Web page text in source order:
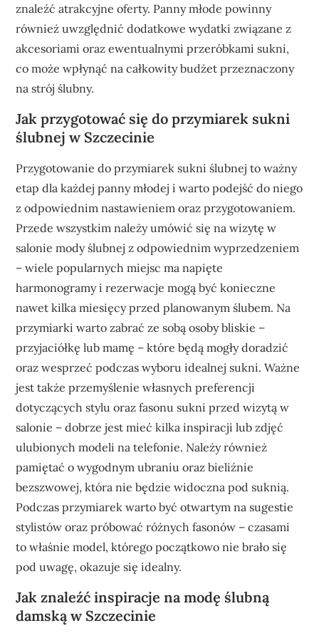
znaleźć atrakcyjne oferty. Panny młode powinny
również uwzględnić dodatkowe wydatki związane z
akcesoriami oraz ewentualnymi przeróbkami sukni,
co może wpłynąć na całkowity budżet przeznaczony
na strój ślubny.
Jak przygotować się do przymiarek sukni
ślubnej w Szczecinie
Przygotowanie do przymiarek sukni ślubnej to ważny
etap dla każdej panny młodej i warto podejść do niego
z odpowiednim nastawieniem oraz przygotowaniem.
Przede wszystkim należy umówić się na wizytę w
salonie mody ślubnej z odpowiednim wyprzedzeniem
– wiele popularnych miejsc ma napięte
harmonogramy i rezerwacje mogą być konieczne
nawet kilka miesięcy przed planowanym ślubem. Na
przymiarki warto zabrać ze sobą osoby bliskie –
przyjaciółkę lub mamę – które będą mogły doradzić
oraz wesprzeć podczas wyboru idealnej sukni. Ważne
jest także przemyślenie własnych preferencji
dotyczących stylu oraz fasonu sukni przed wizytą w
salonie – dobrze jest mieć kilka inspiracji lub zdjęć
ulubionych modeli na telefonie. Należy również
pamiętać o wygodnym ubraniu oraz bieliźnie
bezszwowej, która nie będzie widoczna pod suknią.
Podczas przymiarek warto być otwartym na sugestie
stylistów oraz próbować różnych fasonów – czasami
to właśnie model, którego początkowo nie brało się
pod uwagę, okazuje się idealny.
Jak znaleźć inspiracje na modę ślubną
damską w Szczecinie